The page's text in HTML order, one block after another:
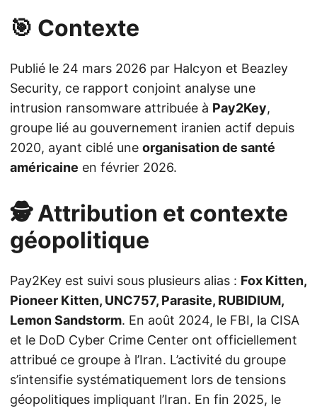
🎯 Contexte
Publié le 24 mars 2026 par Halcyon et Beazley
Security, ce rapport conjoint analyse une
intrusion ransomware attribuée à Pay2Key,
groupe lié au gouvernement iranien actif depuis
2020, ayant ciblé une organisation de santé
américaine en février 2026.
🕵️ Attribution et contexte
géopolitique
Pay2Key est suivi sous plusieurs alias : Fox Kitten,
Pioneer Kitten, UNC757, Parasite, RUBIDIUM,
Lemon Sandstorm. En août 2024, le FBI, la CISA
et le DoD Cyber Crime Center ont officiellement
attribué ce groupe à l’Iran. L’activité du groupe
s’intensifie systématiquement lors de tensions
géopolitiques impliquant l’Iran. En fin 2025, le